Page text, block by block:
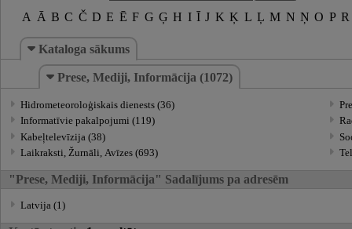
A Ā B C Č D E Ē F G Ģ H I Ī J K Ķ L Ļ M N Ņ O P R
Kataloga sākums
Prese, Mediji, Informācija (1072)
Hidrometeoroloģiskais dienests (36)
Informatīvie pakalpojumi (119)
Kabeļtelevīzija (38)
Laikraksti, Žurnāli, Avīzes (693)
"Prese, Mediji, Informācija" Sadalījums pa adresēm
Latvija (1)